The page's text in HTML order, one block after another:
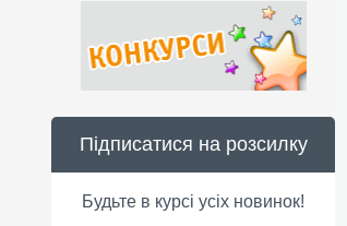
Підписатися на розсилку
Будьте в курсі усіх новинок!